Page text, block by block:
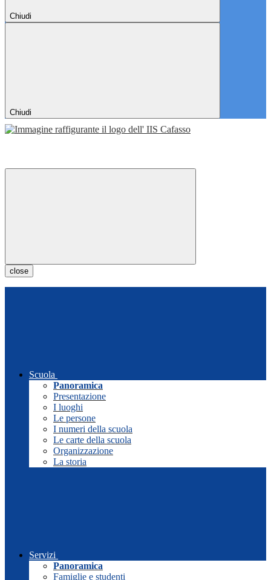
Chiudi
Chiudi
close
Scuola
Panoramica
Presentazione
I luoghi
Le persone
I numeri della scuola
Le carte della scuola
Organizzazione
La storia
Servizi
Panoramica
Famiglie e studenti